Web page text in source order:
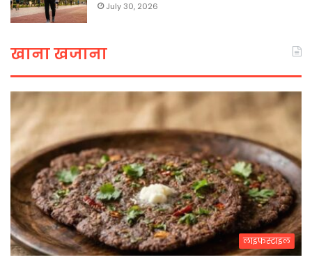
July 30, 2026
खाना खजाना
लाइफस्टाइल